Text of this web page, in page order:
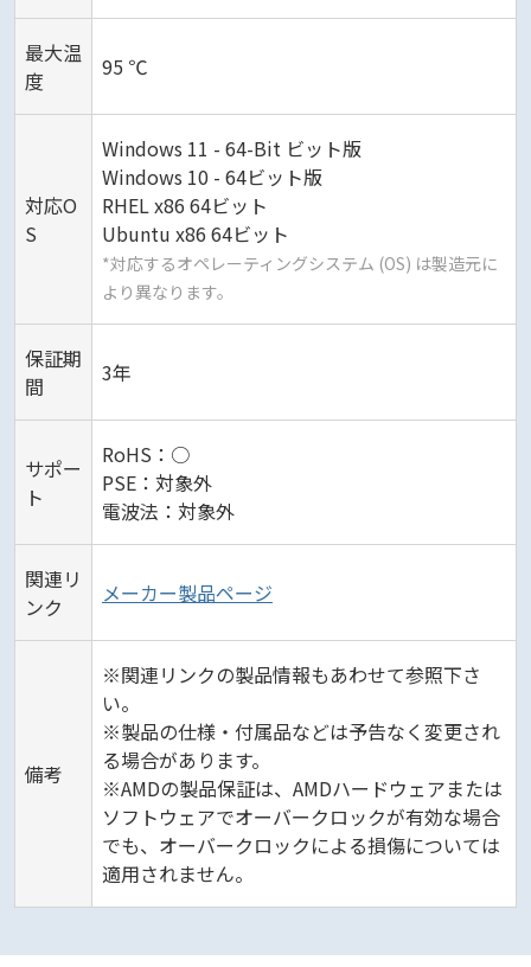
最大温
度
95 ℃
対応O
S
Windows 11 - 64-Bit ビット版
Windows 10 - 64ビット版
RHEL x86 64ビット
Ubuntu x86 64ビット
*対応するオペレーティングシステム (OS) は製造元に
より異なります。
保証期
間
3年
サポー
ト
RoHS：○
PSE：対象外
電波法：対象外
関連リ
ンク
メーカー製品ページ
備考
※関連リンクの製品情報もあわせて参照下さ
い。
※製品の仕様・付属品などは予告なく変更され
る場合があります。
※AMDの製品保証は、AMDハードウェアまたは
ソフトウェアでオーバークロックが有効な場合
でも、オーバークロックによる損傷については
適用されません。